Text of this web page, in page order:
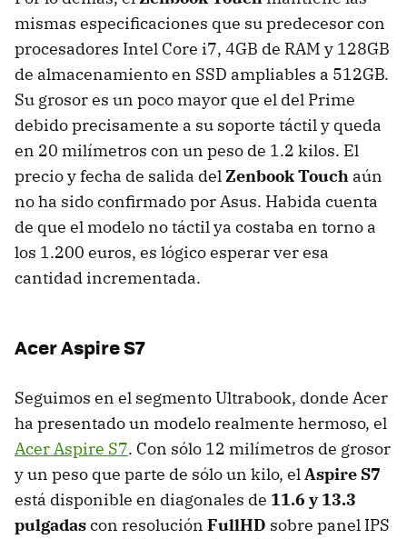
mismas especificaciones que su predecesor con
procesadores Intel Core i7, 4GB de RAM y 128GB
de almacenamiento en SSD ampliables a 512GB.
Su grosor es un poco mayor que el del Prime
debido precisamente a su soporte táctil y queda
en 20 milímetros con un peso de 1.2 kilos. El
precio y fecha de salida delZenbook Touch aún
no ha sido confirmado por Asus. Habida cuenta
de que el modelo no táctil ya costaba en torno a
los 1.200 euros, es lógico esperar ver esa
cantidad incrementada.
Acer Aspire S7
Seguimos en el segmento Ultrabook, donde Acer
ha presentado un modelo realmente hermoso, el
Acer Aspire S7. Con sólo 12 milímetros de grosor
y un peso que parte de sólo un kilo, elAspire S7
está disponible en diagonales de 11.6 y 13.3
pulgadascon resolución FullHD sobre panel IPS